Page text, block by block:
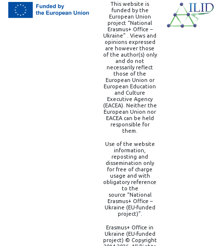
This website is
funded by the
European Union
project “National
Erasmus+ Office –
Ukraine” . Views and
opinions expressed
are however those
of the author(s) only
and do not
necessarily reflect
those of the
European Union or
European Education
and Culture
Executive Agency
(EACEA). Neither the
European Union nor
EACEA can be held
responsible for
them.
Use of the website
information,
reposting and
dissemination only
for free of charge
usage and with
obligatory reference
to the
source “National
Erasmus+ Office –
Ukraine (EU-funded
project)”.
Erasmus+ Office in
Ukraine (EU-funded
project) © Copyright